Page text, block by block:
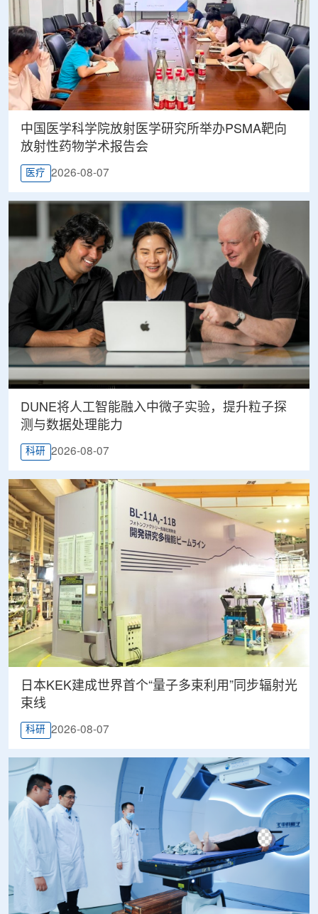
中国医学科学院放射医学研究所举办PSMA靶向
放射性药物学术报告会
医疗 2026-08-07
DUNE将人工智能融入中微子实验，提升粒子探
测与数据处理能力
科研 2026-08-07
日本KEK建成世界首个“量子多束利用”同步辐射光
束线
科研 2026-08-07